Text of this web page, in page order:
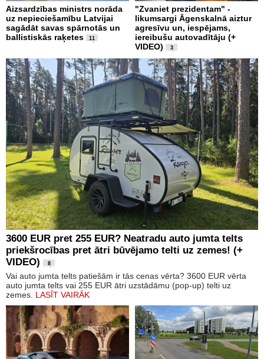
Aizsardzības ministrs norāda
uz nepieciešamību Latvijai
sagādāt savas spārnotās un
ballistiskās raķetes
11
"Zvaniet prezidentam" -
likumsargi Āgenskalnā aiztur
agresīvu un, iespējams,
iereibušu autovadītāju (+
VIDEO)
3
3600 EUR pret 255 EUR? Neatradu auto jumta telts
priekšrocības pret ātri būvējamo telti uz zemes! (+
VIDEO)
8
Vai auto jumta telts patiešām ir tās cenas vērta? 3600 EUR vērta
auto jumta telts vai 255 EUR ātri uzstādāmu (pop-up) telti uz
zemes. LASĪT VAIRĀK